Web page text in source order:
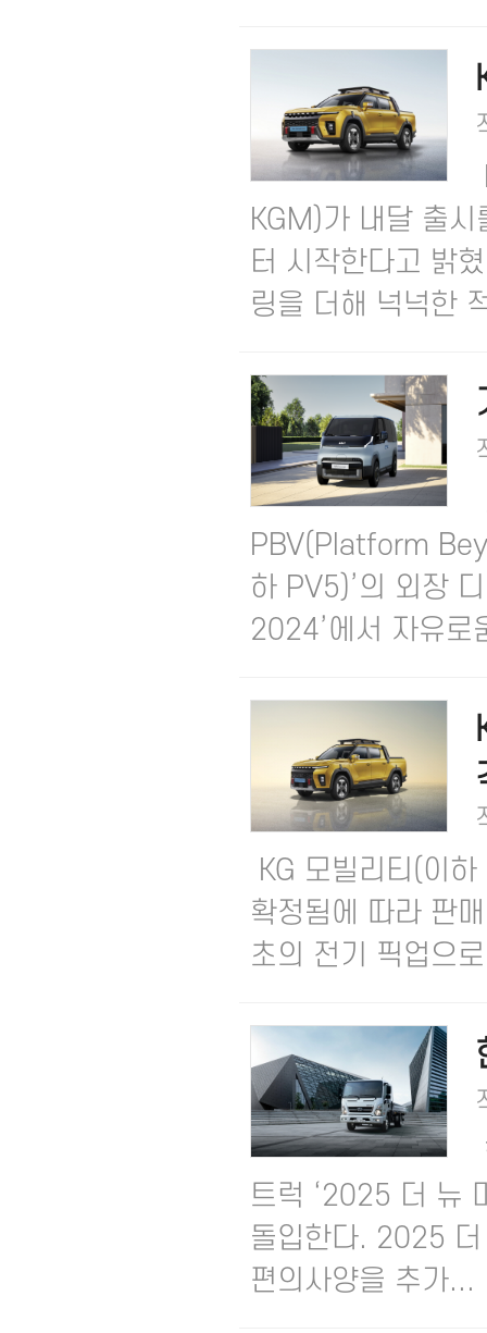
KGM)가 내달 출시
터 시작한다고 밝
링을 더해 넉넉한
PBV(Platform
하 PV5)’의 외장
2024’에서 자유로
KG 모빌리티(이
확정됨에 따라 판
초의 전기 픽업으
트럭 ‘2025 더 뉴
돌입한다.​ 2025
편의사양을 추가...